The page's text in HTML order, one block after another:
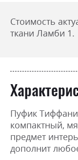
Стоимость
ткани Ламби 1.
Пуфик
компактный,
предмет
дополнит